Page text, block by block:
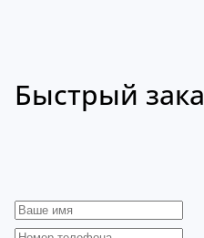
Быстрый